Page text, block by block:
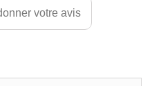
votre avis